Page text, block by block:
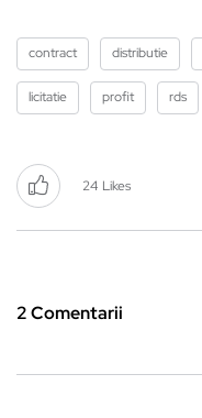
contract distributie
licitatie profit rds
24 Likes
2 Comentarii